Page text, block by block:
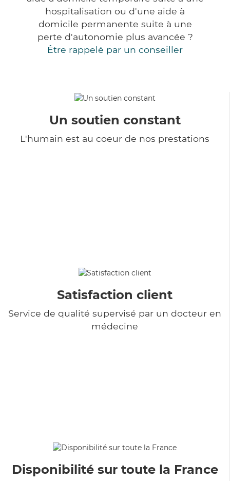
hospitalisation ou d'une aide à
domicile permanente suite à une
perte d'autonomie plus avancée ?
Être rappelé par un conseiller
Un soutien constant
L'humain est au coeur de nos prestations
Satisfaction client
Service de qualité supervisé par un docteur en
médecine
Disponibilité sur toute la France